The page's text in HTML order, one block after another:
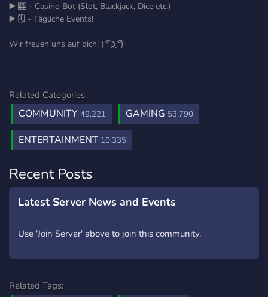
▶️ 🎰 - Casino Bot (Slot, Blackjack, Dice etc.)
▶️ 🗓️ - Tägliche Events!
Wir freuen uns auf dich! ( ͡° ͜ʖ ͡°)
Related Categories:
COMMUNITY 49,221 GAMING 53,790
ENTERTAINMENT 10,335
Recent Posts
Latest Server News and Events
Use 'Join Server' above to join this community.
Related Tags: